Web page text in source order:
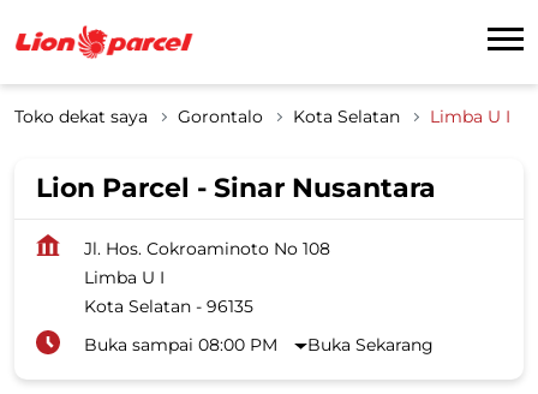
Toko dekat saya Gorontalo Kota Selatan Limba U I
Lion Parcel - Sinar Nusantara
Jl. Hos. Cokroaminoto No 108
Limba U I
Kota Selatan - 96135
Buka sampai 08:00 PM
Buka Sekarang